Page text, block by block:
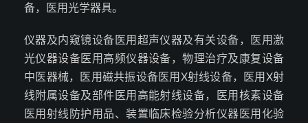
备，医用光学器具。
仪器及内窥镜设备医用超声仪器及有关设备，医用激
光仪器设备医用高频仪器设备，物理治疗及康复设备
中医器械，医用磁共振设备医用X射线设备，医用X射
线附属设备及部件医用高能射线设备，医用核素设备
医用射线防护用品、装置临床检验分析仪器医用化验